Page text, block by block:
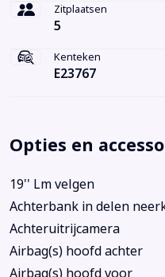
Zitplaatsen
5
Kenteken
E23767
Opties en
19'' Lm velgen
Achterbank in delen
Achteruitrijcamera
Airbag(s) hoofd achter
Airbag(s) hoofd voor